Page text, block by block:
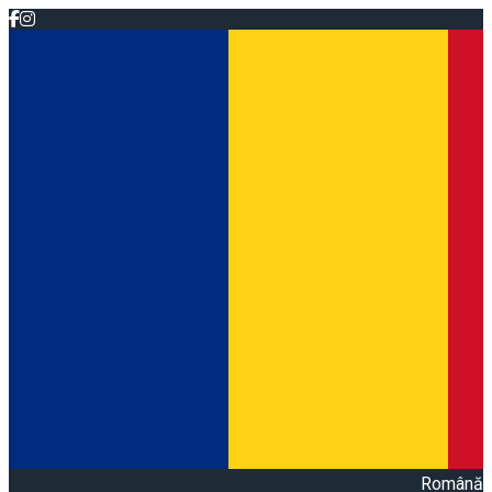
Română